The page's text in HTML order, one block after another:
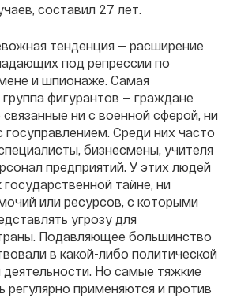
составил 27 лет.
тенденция — расширение
под репрессии по
и шпионаже. Самая
фигурантов — граждане
связанные ни с военной сферой, ни
госуправлением. Среди них часто
бизнесмены, учителя
предприятий. У этих людей
тайне, ни
или ресурсов, с которыми
угрозу для
Подавляющее большинство
в какой-либо политической
Но самые тяжкие
регулярно применяются и против